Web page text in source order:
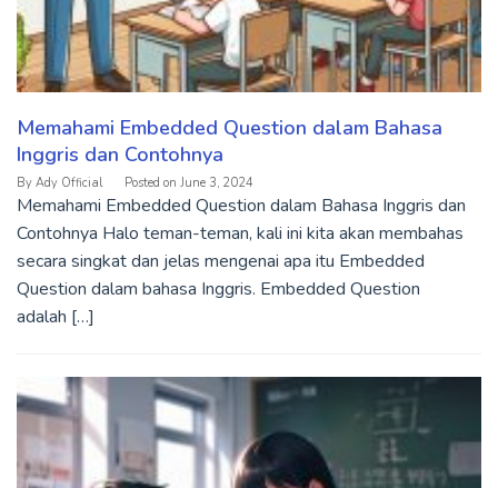
Memahami Embedded Question dalam Bahasa
Inggris dan Contohnya
By Ady Official Posted on June 3, 2024
Memahami Embedded Question dalam Bahasa Inggris dan
Contohnya Halo teman-teman, kali ini kita akan membahas
secara singkat dan jelas mengenai apa itu Embedded
Question dalam bahasa Inggris. Embedded Question
adalah […]